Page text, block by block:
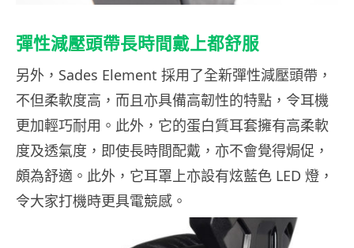
彈性減壓頭帶長時間戴上都舒服
另外，Sades Element 採用了全新彈性減壓頭帶，
不但柔軟度高，而且亦具備高韌性的特點，令耳機
更加輕巧耐用。此外，它的蛋白質耳套擁有高柔軟
度及透氣度，即使長時間配戴，亦不會覺得焗促，
頗為舒適。此外，它耳罩上亦設有炫藍色 LED 燈，
令大家打機時更具電競感。